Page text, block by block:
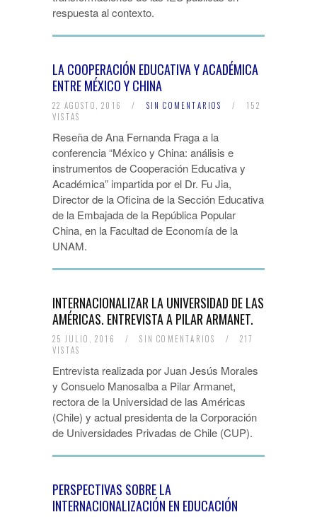
respuesta al contexto.
LA COOPERACIÓN EDUCATIVA Y ACADÉMICA
ENTRE MÉXICO Y CHINA
22 AGOSTO, 2016 / SIN COMENTARIOS /
152
VISTAS
Reseña de Ana Fernanda Fraga a la
conferencia “México y China: análisis e
instrumentos de Cooperación Educativa y
Académica” impartida por el Dr. Fu Jia,
Director de la Oficina de la Sección Educativa
de la Embajada de la República Popular
China, en la Facultad de Economía de la
UNAM.
INTERNACIONALIZAR LA UNIVERSIDAD DE LAS
AMÉRICAS. ENTREVISTA A PILAR ARMANET.
25 JULIO, 2016 / SIN COMENTARIOS /
217
VISTAS
Entrevista realizada por Juan Jesús Morales
y Consuelo Manosalba a Pilar Armanet,
rectora de la Universidad de las Américas
(Chile) y actual presidenta de la Corporación
de Universidades Privadas de Chile (CUP).
PERSPECTIVAS SOBRE LA
INTERNACIONALIZACIÓN EN EDUCACIÓN